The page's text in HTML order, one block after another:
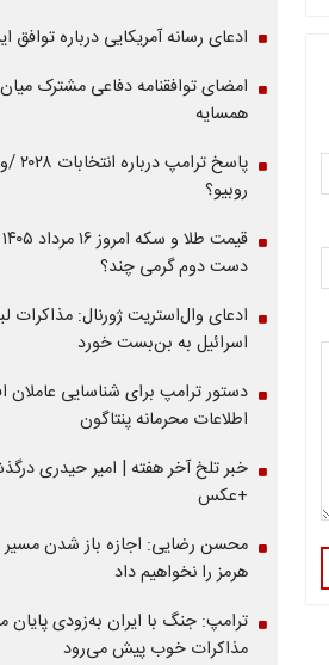
ادعای رسانه آمریکایی درباره توافق
امضای توافقنامه دفاعی مشترک
همسایه
پاسخ
روبیو؟
دست دوم گرمی چند؟
ادعای وال‌استریت ژورنال: مذاکرات
اسرائیل به بن‌بست خورد
دستور ترامپ برای شناسایی عاملان
اطلاعات محرمانه پنتاگون
خبر تلخ آخر هفته | امیر حیدری
+عکس
محسن رضایی: اجازه باز شدن مسیر
هرمز را نخواهیم داد
ترامپ: جنگ با ایران به‌زودی پایان
مذاکرات خوب پیش می‌رود